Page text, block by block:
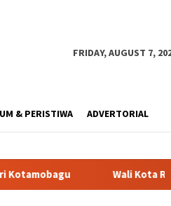
FRIDAY, AUGUST 7,
& PERISTIWA ADVERTORIAL
Wali Kota Resmi Buka